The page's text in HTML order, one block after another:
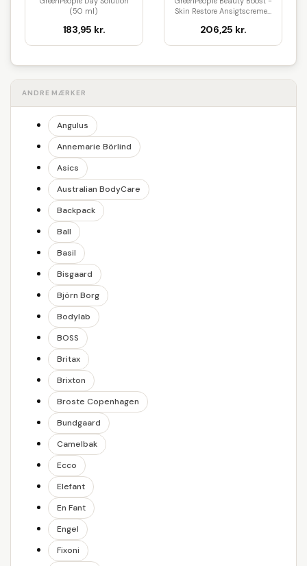
(50 ml)
183,95 kr.
Skin Restore Ansigtscreme...
206,25 kr.
ANDRE MÆRKER
Angulus
Annemarie Börlind
Asics
Australian BodyCare
Backpack
Ball
Basil
Bisgaard
Björn Borg
Bodylab
BOSS
Britax
Brixton
Broste Copenhagen
Bundgaard
Camelbak
Ecco
Elefant
En Fant
Engel
Fixoni